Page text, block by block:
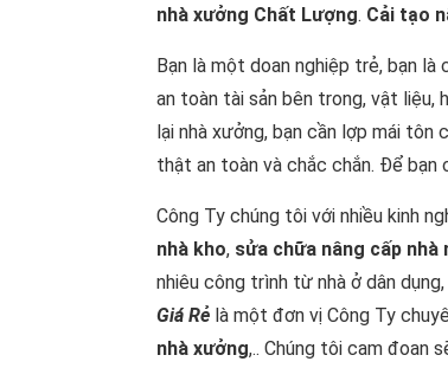
nhà xưởng Chất Lượng. Cải tạo
Bạn là một doan nghiệp trẻ, bạn là
an toàn tài sản bên trong, vật liệu,
lại nhà xưởng, bạn cần lợp mái tôn
thật an toàn và chắc chắn. Để bạn
Công Ty chúng tôi với nhiều kinh
nhà kho, sửa chữa nâng cấp nhà
nhiêu công trình từ nhà ở dân
Giá Rẻ là một đơn vị Công Ty
nhà xưởng,.. Chúng tôi cam đoan